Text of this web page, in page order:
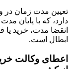
تعیین مدت زمان در
دارد، که با پایان مدت
انقضا مدت، خرید
ابطال است.
اعطای وکالت